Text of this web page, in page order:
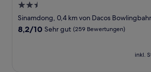
2.5-
Sterne-
Unterkunft
Sinamdong, 0,4 km von Dacos
8.2
8,2/10 Sehr gut (259 Bewertungen)
inkl.